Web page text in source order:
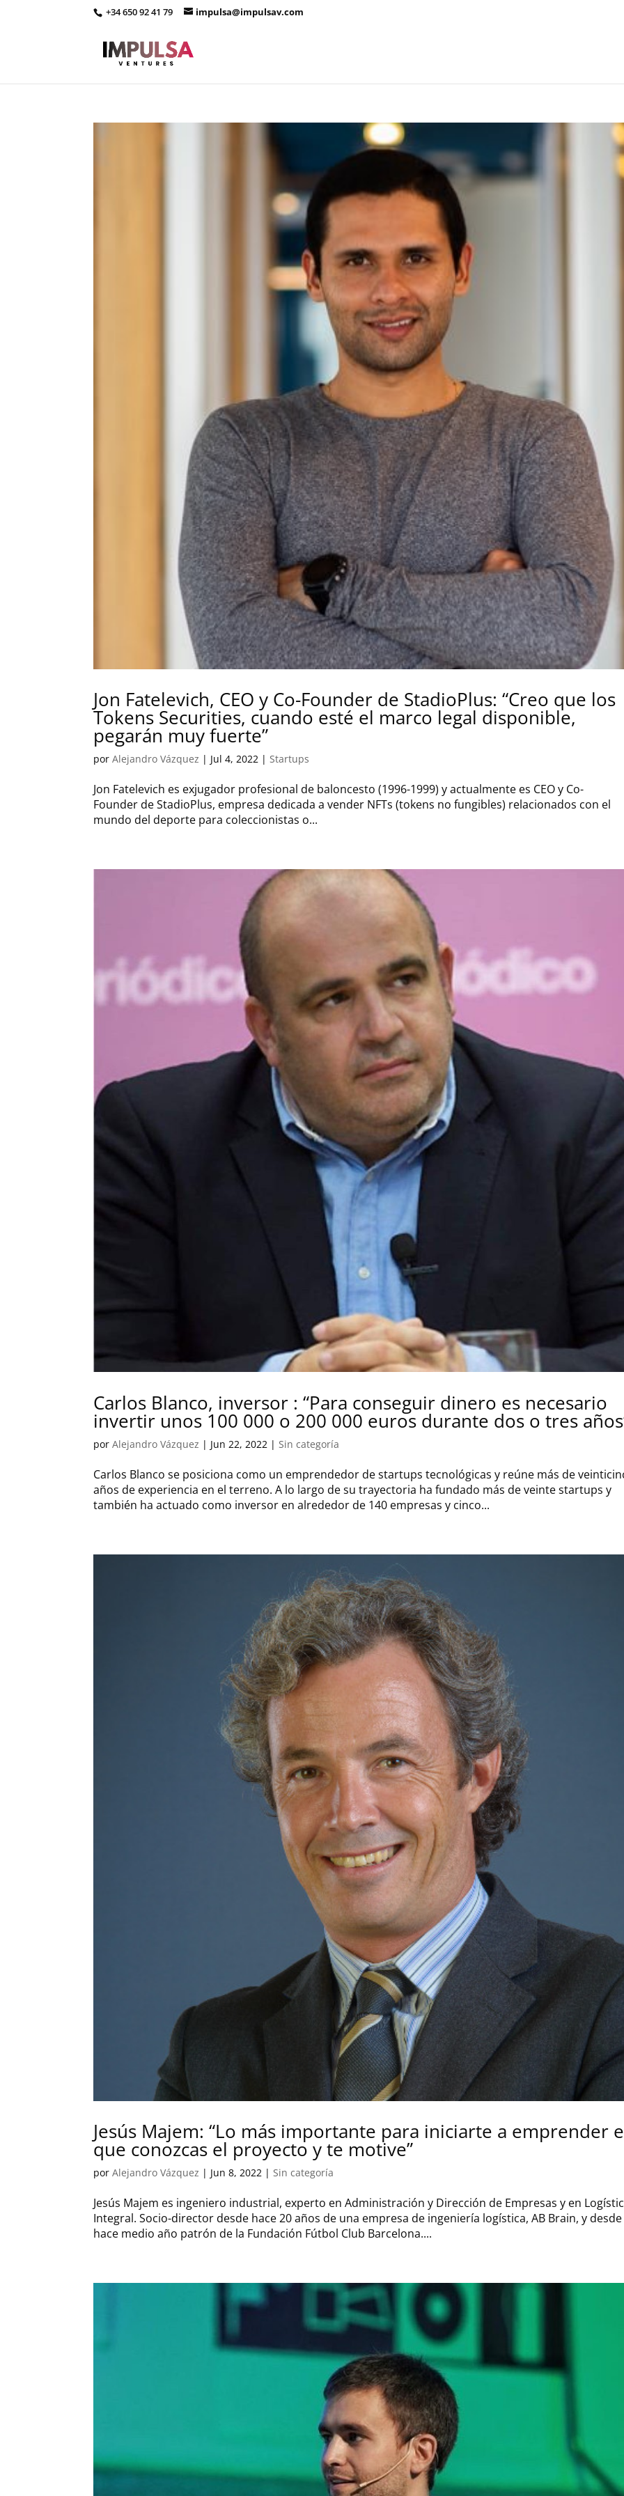
+34 650 92 41 79 impulsa@impulsav.com
Jon Fatelevich, CEO y Co-Founder de StadioPlus: “Creo que los
Tokens Securities, cuando esté el marco legal disponible,
pegarán muy fuerte”
porAlejandro Vázquez | Jul 4, 2022 |Startups
Jon Fatelevich es exjugador profesional de baloncesto (1996-1999) y actualmente es CEO y Co-
Founder de StadioPlus, empresa dedicada a vender NFTs (tokens no fungibles) relacionados con el
mundo del deporte para coleccionistas o...
Carlos Blanco, inversor : “Para conseguir dinero es necesario
invertir unos 100 000 o 200 000 euros durante dos o tres
porAlejandro Vázquez | Jun 22, 2022 | Sin categoría
Carlos Blanco se posiciona como un emprendedor de startups tecnológicas y reúne más de
años de experiencia en el terreno. A lo largo de su trayectoria ha fundado más de veinte startups y
también ha actuado como inversor en alrededor de 140 empresas y cinco...
Jesús Majem: “Lo más importante para iniciarte a emprender
que conozcas el proyecto y te motive”
porAlejandro Vázquez | Jun 8, 2022 | Sin categoría
Jesús Majem es ingeniero industrial, experto en Administración y Dirección de Empresas y en
Integral. Socio-director desde hace 20 años de una empresa de ingeniería logística, AB Brain, y desde
hace medio año patrón de la Fundación Fútbol Club Barcelona....